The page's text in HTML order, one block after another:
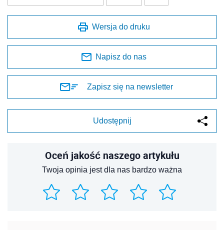
Wersja do druku
Napisz do nas
Zapisz się na newsletter
Udostępnij
Oceń jakość naszego artykułu
Twoja opinia jest dla nas bardzo ważna